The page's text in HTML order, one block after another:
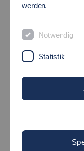
Dimension Lab
Entwicklung
Verfahrens...
werden.
Notwendig
Statistik